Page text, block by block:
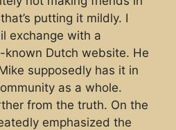
putting it mildly. I
exchange with a
Dutch website. He
supposedly has it in
as a whole.
from the truth. On the
emphasized the